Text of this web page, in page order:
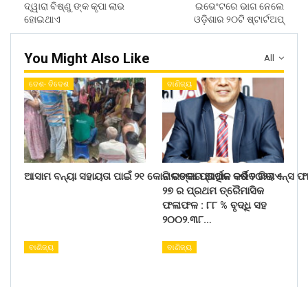
ଦ୍ୱାରା ବିଷ୍ଣୁ ଙ୍କ କୃପା ଲାଭ
ହୋଇଥାଏ
ଇଭେଂଟରେ ଭାଗ ନେଲେ
ଓଡ଼ିଶାର ୨୦ଟି ଷ୍ଟାର୍ଟଅପ୍
All
You Might Also Like
ଦେଶ- ବିଦେଶ
ଆସାମ ବନ୍ୟା ସହାୟତା ପାଇଁ ୨୧ କୋଟି ଟଙ୍କା ପ୍ରଦାନ କରିବ ରିଲାଏନ୍ସ
ବାଣିଜ୍ୟ
ନାଲକୋର ଆର୍ଥିକ ବର୍ଷ ୨୦୨୬ –
୨୭ ର ପ୍ରଥମ ତ୍ରୈମାସିକ
ଫଳାଫଳ : ୮୮ % ବୃଦ୍ଧି ସହ
୨୦୦୨.୩୮…
ବାଣିଜ୍ୟ ବାଣିଜ୍ୟ